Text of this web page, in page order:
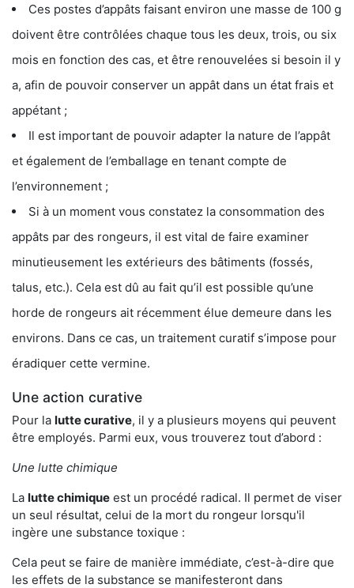
Ces postes d’appâts faisant environ une masse de 100 g
doivent être contrôlées chaque tous les deux, trois, ou six
mois en fonction des cas, et être renouvelées si besoin il y
a, afin de pouvoir conserver un appât dans un état frais et
appétant ;
Il est important de pouvoir adapter la nature de l’appât
et également de l’emballage en tenant compte de
l’environnement ;
Si à un moment vous constatez la consommation des
appâts par des rongeurs, il est vital de faire examiner
minutieusement les extérieurs des bâtiments (fossés,
talus, etc.). Cela est dû au fait qu’il est possible qu’une
horde de rongeurs ait récemment élue demeure dans les
environs. Dans ce cas, un traitement curatif s’impose pour
éradiquer cette vermine.
Une action curative
Pour la lutte curative, il y a plusieurs moyens qui peuvent
être employés. Parmi eux, vous trouverez tout d’abord :
Une lutte chimique
La lutte chimique est un procédé radical. Il permet de viser
un seul résultat, celui de la mort du rongeur lorsqu'il
ingère une substance toxique :
Cela peut se faire de manière immédiate, c’est-à-dire que
les effets de la substance se manifesteront dans